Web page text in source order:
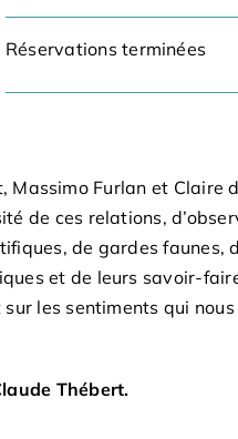
Réservations terminées
Massimo Furlan et Claire
de ces relations,
de gardes faunes,
et de leurs savoir-
les sentiments qui
Thébert.